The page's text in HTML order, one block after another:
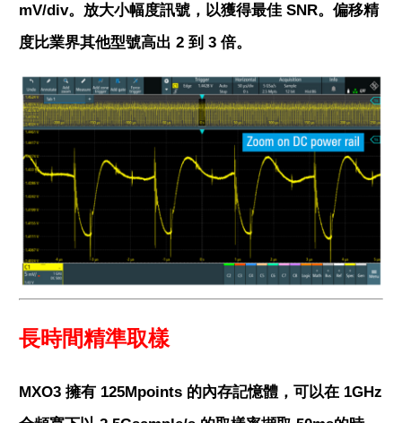
mV/div。放大小幅度訊號，以獲得最佳 SNR。偏移精
度比業界其他型號高出 2 到 3 倍。
長時間精準取樣
MXO3 擁有 125Mpoints 的內存記憶體，可以在 1GHz